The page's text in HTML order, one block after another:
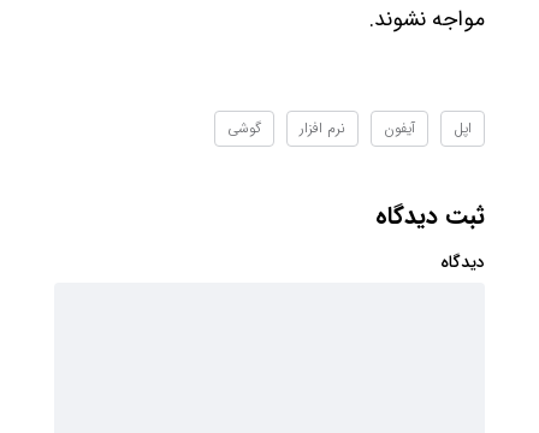
مواجه نشوند.
اپل آیفون نرم افزار گوشی
ثبت دیدگاه
دیدگاه